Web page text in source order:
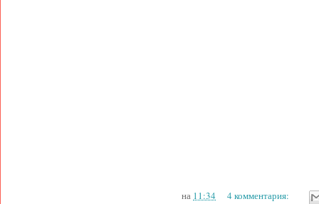
на 11:34 4 комментария: